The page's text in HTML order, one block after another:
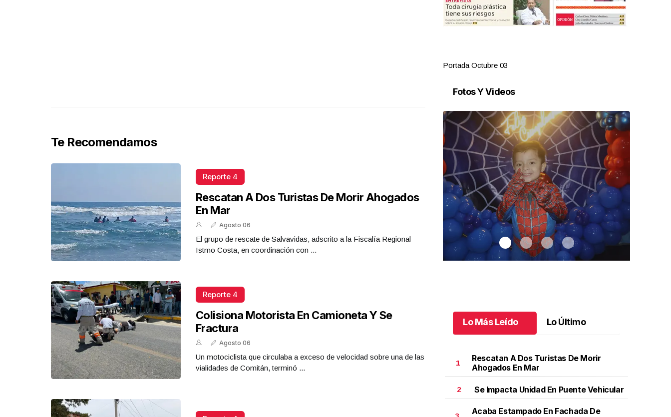
Te Recomendamos
Reporte 4
Rescatan A Dos Turistas De Morir Ahogados
En Mar
Agosto 06
El grupo de rescate de Salvavidas, adscrito a la Fiscalía Regional
Istmo Costa, en coordinación con ...
Reporte 4
Colisiona Motorista En Camioneta Y Se
Fractura
Agosto 06
Un motociclista que circulaba a exceso de velocidad sobre una de las
vialidades de Comitán, terminó ...
Portada Octubre 03
Fotos Y Videos
Santiago cumplió 3 años.Santiago cumplió 3 años
Lo Más Leído Lo Último
1
Rescatan A Dos Turistas De Morir
Ahogados En Mar
2 Se Impacta Unidad En Puente Vehicular
Acaba Estampado En Fachada De